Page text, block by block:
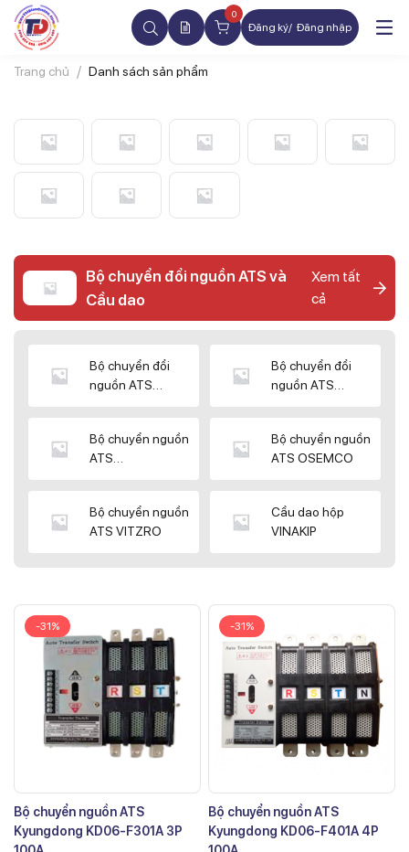
0
Đăng ký Đăng nhập
Trang chủ Danh sách sản phẩm
Bộ chuyển đổi nguồn ATS và
Cầu dao
Xem tất
cả
Bộ chuyển đổi
nguồn ATS
Bộ chuyển đổi
nguồn ATS
Bộ chuyển nguồn
ATS
Bộ chuyển nguồn
ATS OSEMCO
Bộ chuyển nguồn
ATS VITZRO
Cầu dao hộp
VINAKIP
-31%
Bộ chuyển nguồn ATS
Kyungdong KD06-F301A 3P
-31%
Bộ chuyển nguồn ATS
Kyungdong KD06-F401A 4P